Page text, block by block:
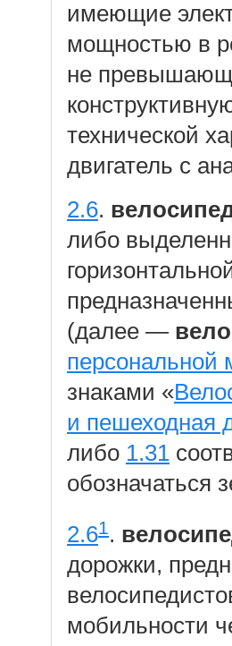
имеющие
мощностью в
не
технической
двигатель с
2.6.
либо
(далее —
персональной
знаками «
и пешеходная
либо 1.31
обозначаться
2.61.
дорожки,
мобильности